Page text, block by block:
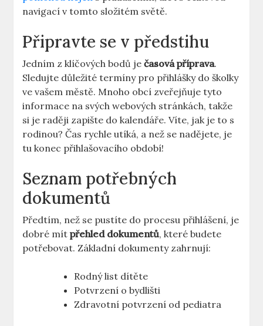
navigací v tomto složitém světě.
Připravte se v předstihu
Jedním z klíčových bodů ječasová příprava.
Sledujte důležité termíny pro přihlášky do školky
ve⁢ vašem městě. Mnoho obcí zveřejňuje tyto
informace na svých⁢ webových stránkách, takže
si je ⁢raději zapište do kalendáře. Víte, jak je to s
rodinou?⁢ Čas⁢ rychle utíká,⁢ a než ​se nadějete, je
tu konec přihlašovacího období!
Seznam ‍potřebných
dokumentů
Předtím, než se pustíte do procesu přihlášení, je
dobré mítpřehled dokumentů, které budete‍
potřebovat.‌ Základní dokumenty zahrnují:
Rodný​ list dítěte
Potvrzení o bydlišti
Zdravotní‍ potvrzení od pediatra